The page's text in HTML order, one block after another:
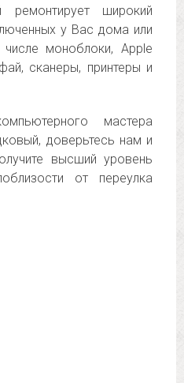
ремонтирует широкий
у Вас дома или
моноблоки, Apple
сканеры, принтеры и
мастера
доверьтесь нам и
высший уровень
от переулка